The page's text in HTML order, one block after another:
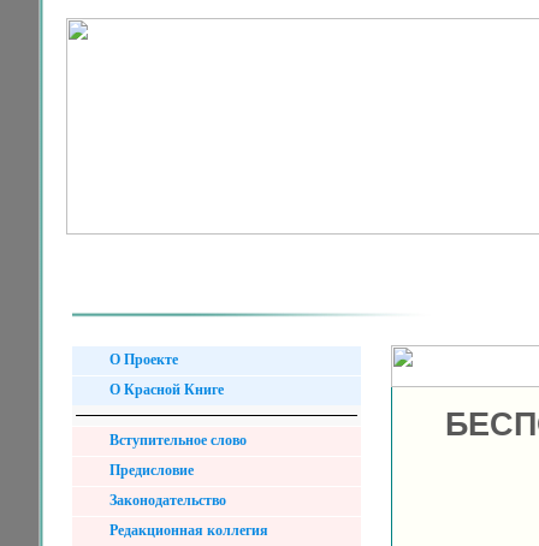
О Проекте
О Красной Книге
Вступительное слово
Предисловие
Законодательство
Редакционная коллегия